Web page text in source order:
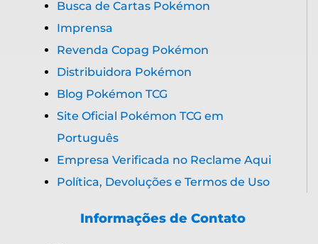
Busca de Cartas Pokémon
Imprensa
Revenda Copag Pokémon
Distribuidora Pokémon
Blog Pokémon TCG
Site Oficial Pokémon TCG em
Português
Empresa Verificada no Reclame Aqui
Política, Devoluções e Termos de Uso
Informações de Contato